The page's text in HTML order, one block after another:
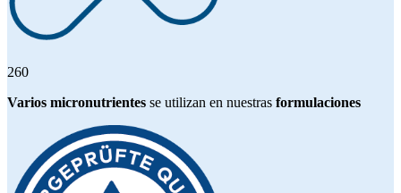
260
Varios micronutrientes se utilizan en nuestras formulaciones